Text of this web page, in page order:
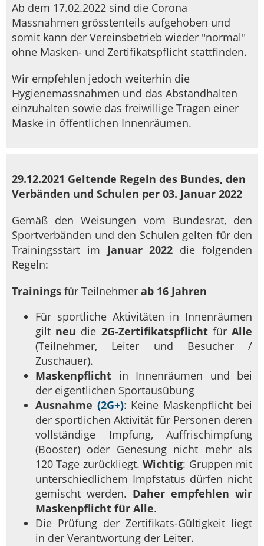
Ab dem 17.02.2022 sind die Corona
Massnahmen grösstenteils aufgehoben und
somit kann der Vereinsbetrieb wieder "normal"
ohne Masken- und Zertifikatspflicht stattfinden.
Wir empfehlen jedoch weiterhin die
Hygienemassnahmen und das Abstandhalten
einzuhalten sowie das freiwillige Tragen einer
Maske in öffentlichen Innenräumen.
29.12.2021 Geltende Regeln des Bundes, den
Verbänden und Schulen per 03. Januar 2022
Gemäß den Weisungen vom Bundesrat, den
Sportverbänden und den Schulen gelten für den
Trainingsstart im Januar 2022 die folgenden
Regeln:
Trainings für Teilnehmer ab 16 Jahren
Für sportliche Aktivitäten in Innenräumen
gilt neu die 2G-ZertifikatspflichtfürAlle
(Teilnehmer, Leiter und Besucher /
Zuschauer).
Maskenpflicht in Innenräumen und bei
der eigentlichen Sportausübung
Ausnahme (2G+): Keine Maskenpflicht bei
der sportlichen Aktivität für Personen deren
vollständige Impfung, Auffrischimpfung
(Booster) oder Genesung nicht mehr als
120 Tage zurückliegt.Wichtig: Gruppen mit
unterschiedlichem Impfstatus dürfen nicht
gemischt werden. Daher empfehlen wir
Maskenpflicht für Alle.
Die Prüfung der Zertifikats-Gültigkeit liegt
in der Verantwortung der Leiter.